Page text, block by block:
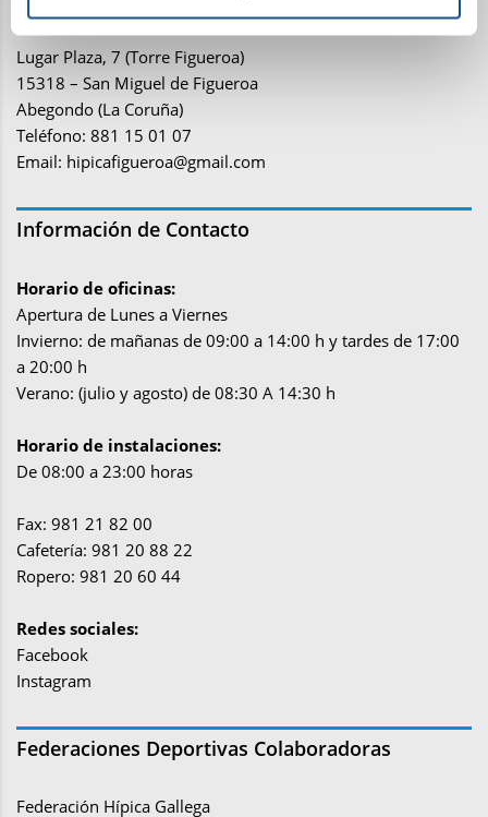
Lugar Plaza, 7 (Torre Figueroa)
15318 – San Miguel de Figueroa
Abegondo (La Coruña)
Teléfono: 881 15 01 07
Email: hipicafigueroa@gmail.com
Información de Contacto
Horario de oficinas:
Apertura de Lunes a Viernes
Invierno: de mañanas de 09:00 a 14:00 h y tardes de 17:00
a 20:00 h
Verano: (julio y agosto) de 08:30 A 14:30 h
Horario de instalaciones:
De 08:00 a 23:00 horas
Fax: 981 21 82 00
Cafetería: 981 20 88 22
Ropero: 981 20 60 44
Redes sociales:
Facebook
Instagram
Federaciones Deportivas Colaboradoras
Federación Hípica Gallega